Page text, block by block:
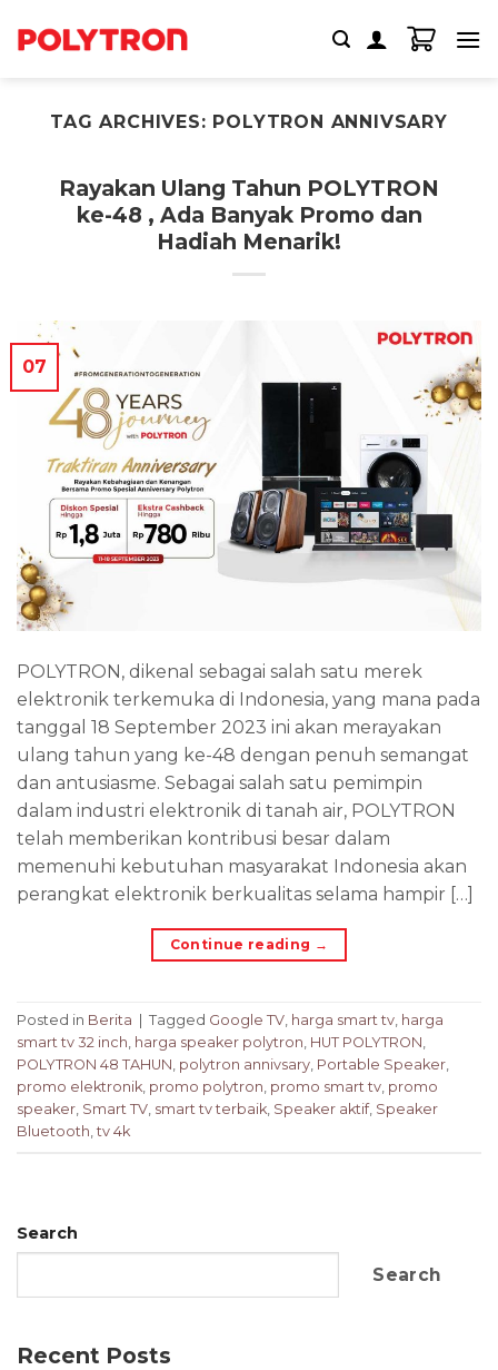
TAG ARCHIVES: POLYTRON ANNIVSARY
Rayakan Ulang Tahun POLYTRON
ke-48 , Ada Banyak Promo dan
Hadiah Menarik!
07
POLYTRON, dikenal sebagai salah satu merek
elektronik terkemuka di Indonesia, yang mana pada
tanggal 18 September 2023 ini akan merayakan
ulang tahun yang ke-48 dengan penuh semangat
dan antusiasme. Sebagai salah satu pemimpin
dalam industri elektronik di tanah air, POLYTRON
telah memberikan kontribusi besar dalam
memenuhi kebutuhan masyarakat Indonesia akan
perangkat elektronik berkualitas selama hampir […]
Continue reading →
Posted in Berita Tagged Google TV, harga smart tv, harga
smart tv 32 inch, harga speaker polytron, HUT POLYTRON,
POLYTRON 48 TAHUN, polytron annivsary, Portable Speaker,
promo elektronik, promo polytron, promo smart tv, promo
speaker, Smart TV, smart tv terbaik, Speaker aktif, Speaker
Bluetooth, tv 4k
Search
Search
Recent Posts